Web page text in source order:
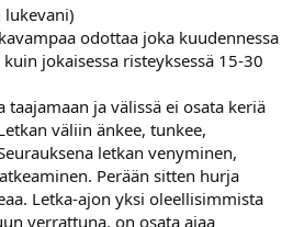
lukevani)
odottaa joka kuudennessa
jokaisessa risteyksessä 15-30
taajamaan ja välissä ei osata keriä
väliin änkee, tunkee,
letkan venyminen,
Perään sitten hurja
Letka-ajon yksi oleellisimmista
verrattuna, on osata ajaa